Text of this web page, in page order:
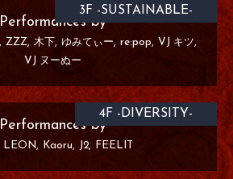
3F -SUSTAINABLE-
Performances by
ZZZ 木下 ゆみてぃー re:pop
VJ キツ
VJ ヌーぬー
4F -DIVERSITY-
Performances by
LEON Kaoru J2 FEELIT